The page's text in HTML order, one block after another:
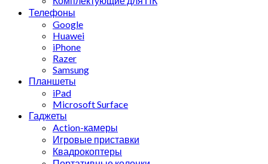
Телефоны
Google
Huawei
iPhone
Razer
Samsung
Планшеты
iPad
Microsoft Surface
Гаджеты
Action-камеры
Игровые приставки
Квадрокоптеры